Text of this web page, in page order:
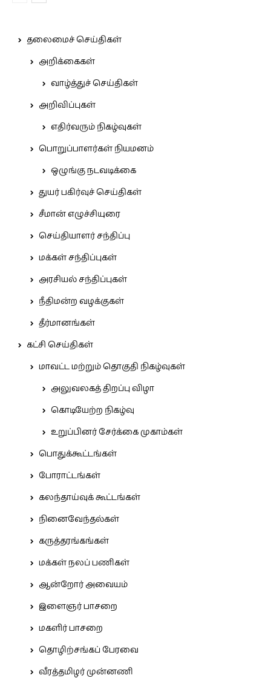
தலைமைச் செய்திகள்
அறிக்கைகள்
வாழ்த்துச் செய்திகள்
அறிவிப்புகள்
எதிர்வரும் நிகழ்வுகள்
பொறுப்பாளர்கள் நியமனம்
ஒழுங்கு நடவடிக்கை
துயர் பகிர்வுச் செய்திகள்
சீமான் எழுச்சியுரை
செய்தியாளர் சந்திப்பு
மக்கள் சந்திப்புகள்
அரசியல் சந்திப்புகள்
நீதிமன்ற வழக்குகள்
தீர்மானங்கள்
கட்சி செய்திகள்
மாவட்ட மற்றும் தொகுதி நிகழ்வுகள்
அலுவலகத் திறப்பு விழா
கொடியேற்ற நிகழ்வு
உறுப்பினர் சேர்க்கை முகாம்கள்
பொதுக்கூட்டங்கள்
போராட்டங்கள்
கலந்தாய்வுக் கூட்டங்கள்
நினைவேந்தல்கள்
கருத்தரங்கங்கள்
மக்கள் நலப் பணிகள்
ஆன்றோர் அவையம்
இளைஞர் பாசறை
மகளிர் பாசறை
தொழிற்சங்கப் பேரவை
வீரத்தமிழர் முன்னணி